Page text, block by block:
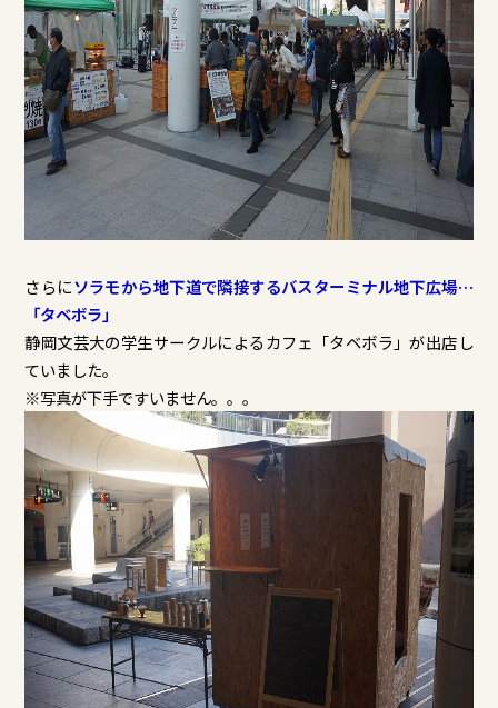
さらにソラモから地下道で隣接するバスターミナル地下広場…
「タベボラ」
静岡文芸大の学生サークルによるカフェ「タベボラ」が出店し
ていました。
※写真が下手ですいません。。。